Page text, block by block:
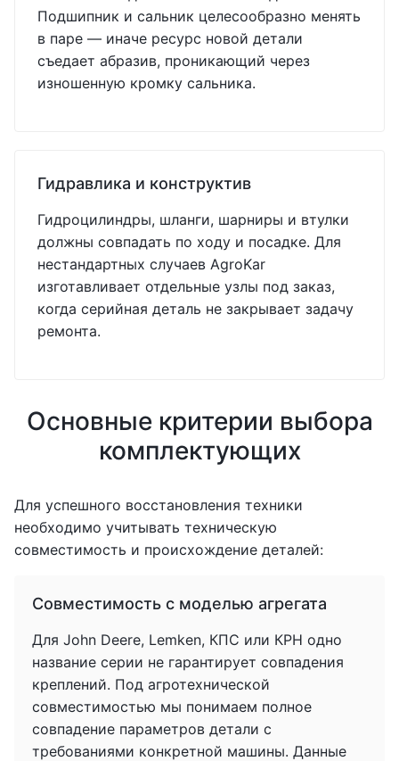
Подшипник и сальник целесообразно менять
в паре — иначе ресурс новой детали
съедает абразив, проникающий через
изношенную кромку сальника.
Гидравлика и конструктив
Гидроцилиндры, шланги, шарниры и втулки
должны совпадать по ходу и посадке. Для
нестандартных случаев AgroKar
изготавливает отдельные узлы под заказ,
когда серийная деталь не закрывает задачу
ремонта.
Основные критерии выбора
комплектующих
Для успешного восстановления техники
необходимо учитывать техническую
совместимость и происхождение деталей:
Совместимость с моделью агрегата
Для John Deere, Lemken, КПС или КРН одно
название серии не гарантирует совпадения
креплений. Под агротехнической
совместимостью мы понимаем полное
совпадение параметров детали с
требованиями конкретной машины. Данные